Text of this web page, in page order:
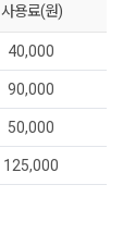
사용료(원)
40,000
90,000
50,000
125,000